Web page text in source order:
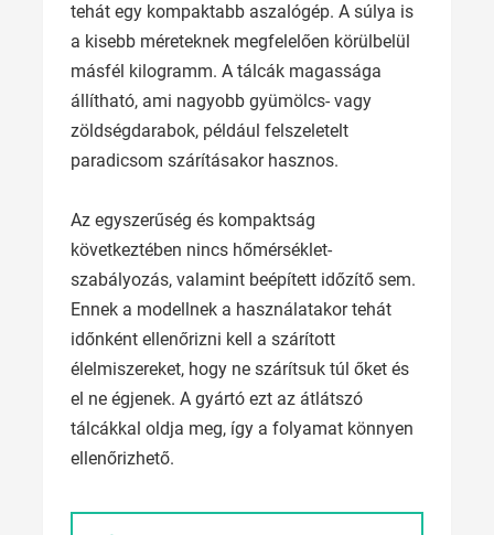
tehát egy kompaktabb aszalógép. A súlya is
a kisebb méreteknek megfelelően körülbelül
másfél kilogramm. A tálcák magassága
állítható, ami nagyobb gyümölcs- vagy
zöldségdarabok, például felszeletelt
paradicsom szárításakor hasznos.
Az egyszerűség és kompaktság
következtében nincs hőmérséklet-
szabályozás, valamint beépített időzítő sem.
Ennek a modellnek a használatakor tehát
időnként ellenőrizni kell a szárított
élelmiszereket, hogy ne szárítsuk túl őket és
el ne égjenek. A gyártó ezt az átlátszó
tálcákkal oldja meg, így a folyamat könnyen
ellenőrizhető.